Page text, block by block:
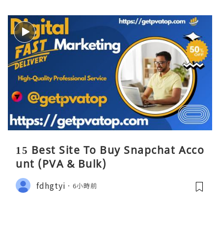
15 Best Site To Buy Snapchat Acco
unt (PVA & Bulk)
fdhgtyi 6小時前